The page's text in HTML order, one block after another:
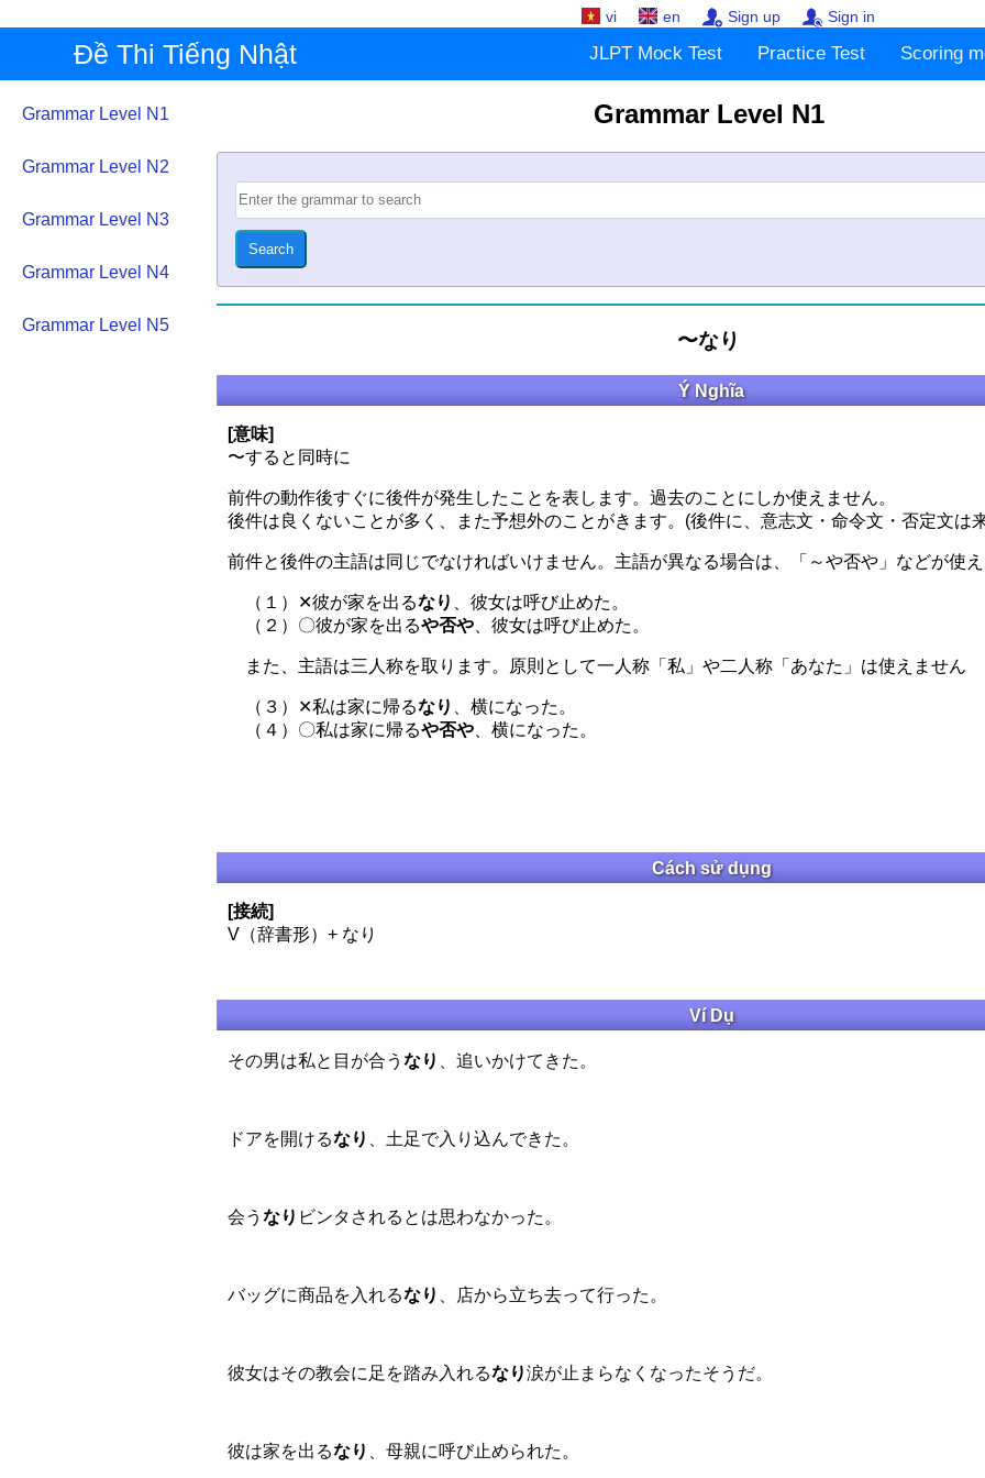
vi en Sign up Sign in
Đề Thi Tiếng Nhật JLPT Mock Test Practice Test Scoring
Grammar Level N1
Grammar Level N2
Grammar Level N3
Grammar Level N4
Grammar Level N5
Grammar Level N1
〜なり
Ý Nghĩa
[意味]
〜すると同時に
前件の動作後すぐに後件が発生したことを表します。過去のことにしか使えません。
後件は良くないことが多く、また予想外のことがきます。(後件に、意志文・命令文・否定文は
前件と後件の主語は同じでなければいけません。主語が異なる場合は、「～や否や」などが使え
（１）✕彼が家を出るなり
、彼女は呼び止めた。
（２）〇彼が家を出るや否や、彼女は呼び止めた。
また、主語は三人称を取ります。原則として一人称「私」や二人称「あなた」は使えません
（３）✕私は家に帰るなり
、横になった。
（４）〇私は家に帰るや否や、横になった。
Cách sử dụng
[接続]
V（辞書形）+ なり
Ví Dụ
その男は私と目が合う なり 、追いかけてきた。
ドアを開けるなり 、土足で入り込んできた。
会う なり ビンタされるとは思わなかった。
バッグに商品を入れるなり 、店から立ち去って行った。
彼女はその教会に足を踏み入れるなり涙が止まらなくなったそうだ。
彼は家を出るなり 、母親に呼び止められた。